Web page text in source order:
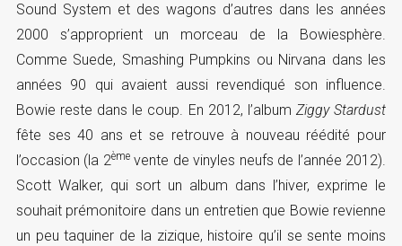
Sound System et des wagons d’autres dans les années
2000 s’approprient un morceau de la Bowiesphère.
Comme Suede, Smashing Pumpkins ou Nirvana dans les
années 90 qui avaient aussi revendiqué son influence.
Bowie reste dans le coup. En 2012, l’album Ziggy Stardust
fête ses 40 ans et se retrouve à nouveau réédité pour
l’occasion (la 2èmevente de vinyles neufs de l’année 2012).
Scott Walker, qui sort un album dans l’hiver, exprime le
souhait prémonitoire dans un entretien que Bowie revienne
un peu taquiner de la zizique, histoire qu’il se sente moins